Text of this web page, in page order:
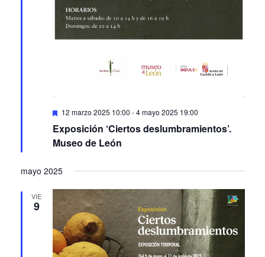
Featured
12 marzo 2025 10:00 -4 mayo 2025 19:00
Exposición ‘Ciertos deslumbramientos’.
Museo de León
mayo 2025
VIE
9